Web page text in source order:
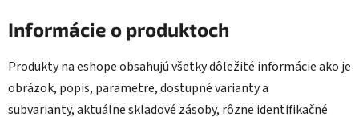
Informácie o produktoch
Produkty na eshope obsahujú všetky dôležité informácie ako je
obrázok, popis, parametre, dostupné varianty a
subvarianty, aktuálne skladové zásoby, rôzne identifikačné